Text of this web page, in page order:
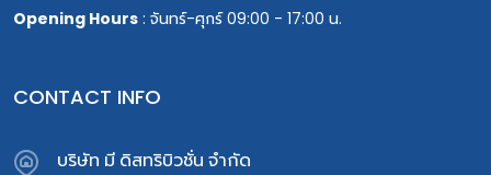
Opening Hours : จันทร์-ศุกร์ 09:00 - 17:00 น.
CONTACT INFO
บริษัท มี ดิสทริบิวชั่น จำกัด